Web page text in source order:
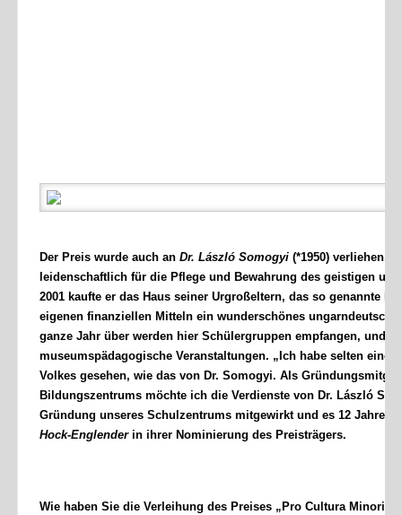
Der Preis wurde auch an Dr. László Somogyi (*1950) verliehen,
leidenschaftlich für die Pflege und Bewahrung des geistigen
2001 kaufte er das Haus seiner Urgroßeltern, das so genannte
eigenen finanziellen Mitteln ein wunderschönes
ganze Jahr über werden hier Schülergruppen empfangen, und
museumspädagogische Veranstaltungen. „Ich habe selten
Volkes gesehen, wie das von Dr. Somogyi. Als
Bildungszentrums möchte ich die Verdienste von Dr. László
Gründung unseres Schulzentrums mitgewirkt und es 12 Jahre
Hock-Englender in ihrer Nominierung des Preisträgers.
Wie haben Sie die Verleihung des Preises „Pro Cultura